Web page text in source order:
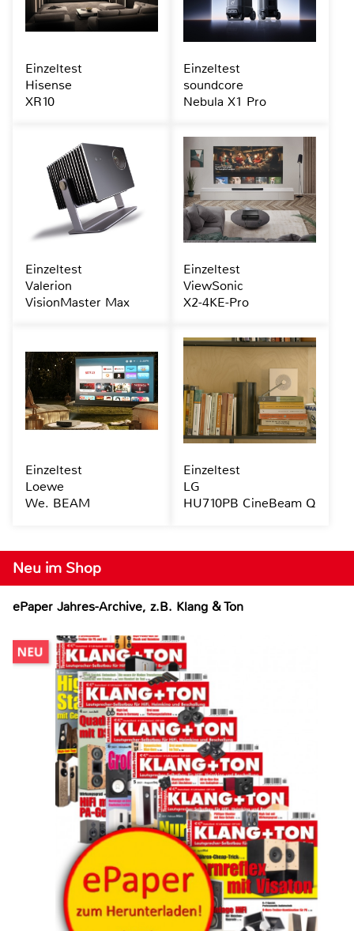
Neu im Shop
ePaper Jahres-Archive, z.B. Klang & Ton
Einzeltest
Hisense
XR10
Einzeltest
soundcore
Nebula X1 Pro
Einzeltest
Valerion
VisionMaster Max
Einzeltest
ViewSonic
X2-4KE-Pro
Einzeltest
Loewe
We. BEAM
Einzeltest
LG
HU710PB CineBeam Q